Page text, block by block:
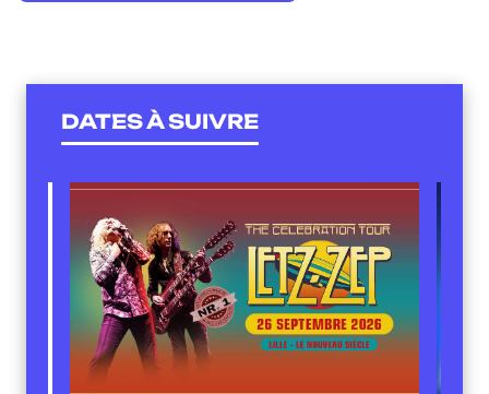
DATES À SUIVRE